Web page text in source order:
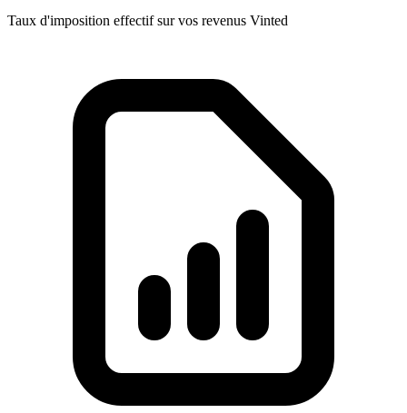
Taux d'imposition effectif sur vos revenus Vinted